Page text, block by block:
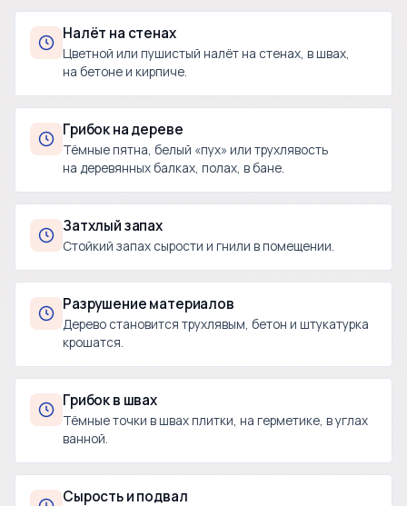
Налёт на стенах
Цветной или пушистый налёт на стенах, в швах,
на бетоне и кирпиче.
Грибок на дереве
Тёмные пятна, белый «пух» или трухлявость
на деревянных балках, полах, в бане.
Затхлый запах
Стойкий запах сырости и гнили в помещении.
Разрушение материалов
Дерево становится трухлявым, бетон и штукатурка
крошатся.
Грибок в швах
Тёмные точки в швах плитки, на герметике, в углах
ванной.
Сырость и подвал